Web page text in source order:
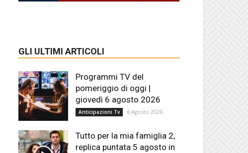
GLI ULTIMI ARTICOLI
Programmi TV del
pomeriggio di oggi |
giovedì 6 agosto 2026
Anticipazioni Tv 6 Agosto 2026
Tutto per la mia famiglia 2,
replica puntata 5 agosto in